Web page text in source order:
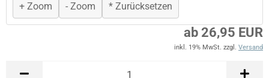
+ Zoom - Zoom * Zurücksetzen
ab 26,95 EUR
inkl. 19% MwSt. zzgl. Versand